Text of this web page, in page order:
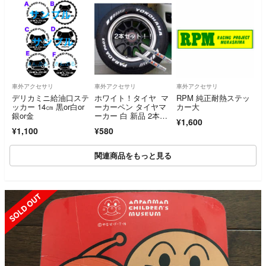
車外アクセサリ
デリカミニ給油口ステ
ッカー 14㎝ 黒or白or
銀or金
¥1,100
車外アクセサリ
ホワイト！タイヤ マ
ーカーペン タイヤマ
ーカー 白 新品 2本セ
¥580
車外アクセサリ
RPM 純正耐熱ステッ
カー大
¥1,600
関連商品をもっと見る
SOLD OUT